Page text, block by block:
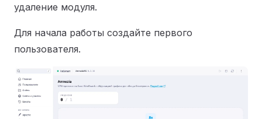
удаление модуля.
Для начала работы создайте первого
пользователя.